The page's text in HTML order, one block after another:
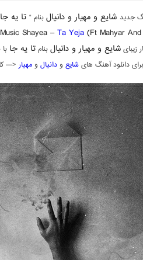
جدید شایع و مهیار و دانیالبنام “ تا یه
Shayea –Ta Yeja (Ft Mahyar
زیبایشایع و مهیار و دانیالبنامتا یه جا
دانلود آهنگ هایشایع ودانیال ومهیار<—